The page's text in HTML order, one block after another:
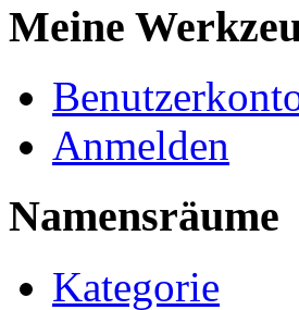
Meine
Anmelden
Namensräume
Kategorie